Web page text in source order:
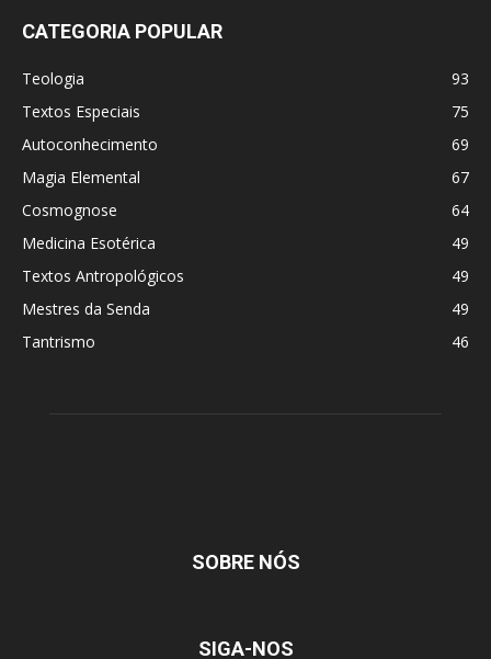
CATEGORIA POPULAR
Teologia
93
Textos Especiais
75
Autoconhecimento
69
Magia Elemental
67
Cosmognose
64
Medicina Esotérica
49
Textos Antropológicos
49
Mestres da Senda
49
Tantrismo
46
SOBRE NÓS
SIGA-NOS